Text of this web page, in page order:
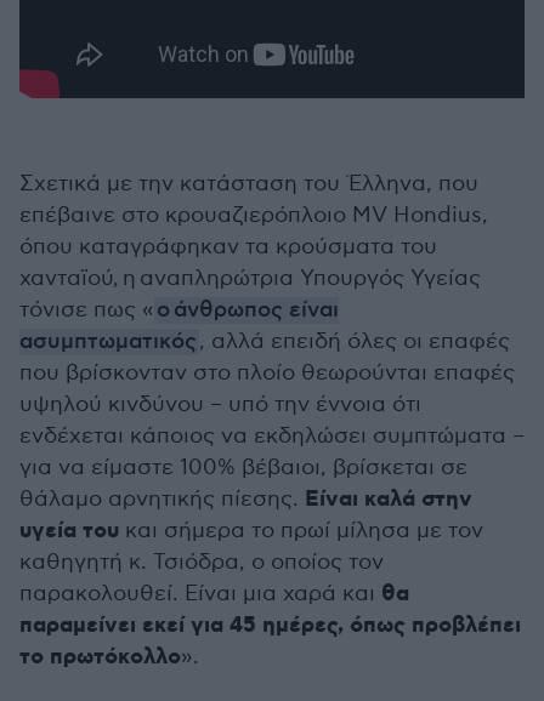
Σχετικά με την κατάσταση του Έλληνα, που
επέβαινε στο κρουαζιερόπλοιο MV Hondius,
όπου καταγράφηκαν τα κρούσματα του
χανταϊού, η αναπληρώτρια Υπουργός Υγείας
τόνισε πως « ο άνθρωπος είναι
ασυμπτωματικός, αλλά επειδή όλες οι επαφές
που βρίσκονταν στο πλοίο θεωρούνται επαφές
υψηλού κινδύνου – υπό την έννοια ότι
ενδέχεται κάποιος να εκδηλώσει συμπτώματα –
για να είμαστε 100% βέβαιοι, βρίσκεται σε
θάλαμο αρνητικής πίεσης. Είναι καλά στην
υγεία του και σήμερα το πρωί μίλησα με τον
καθηγητή κ. Τσιόδρα, ο οποίος τον
παρακολουθεί. Είναι μια χαρά και θα
παραμείνει εκεί για 45 ημέρες, όπως προβλέπει
το πρωτόκολλο».